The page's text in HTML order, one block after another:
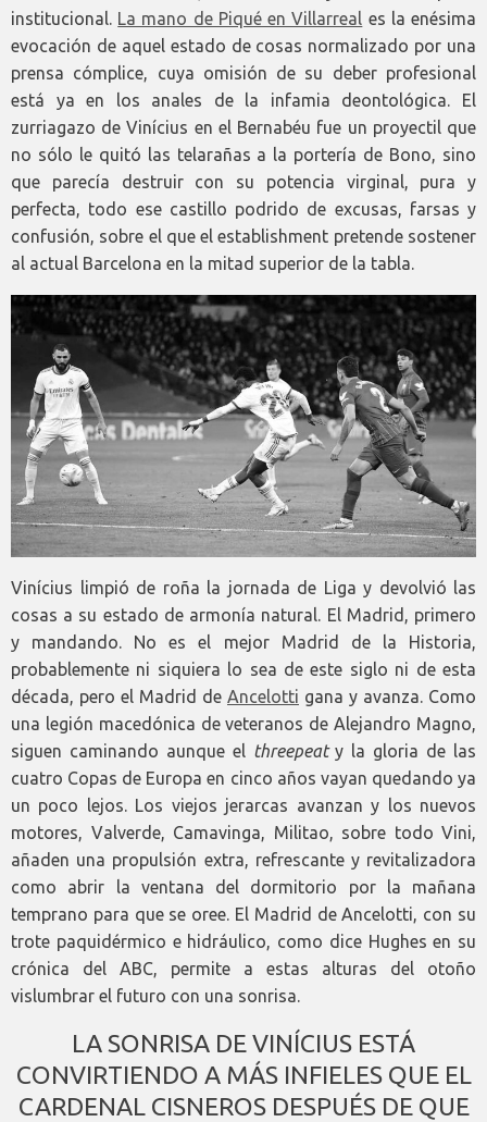
institucional. La mano de Piqué en Villarreal es la enésima
evocación de aquel estado de cosas normalizado por una
prensa cómplice, cuya omisión de su deber profesional
está ya en los anales de la infamia deontológica. El
zurriagazo de Vinícius en el Bernabéu fue un proyectil que
no sólo le quitó las telarañas a la portería de Bono, sino
que parecía destruir con su potencia virginal, pura y
perfecta, todo ese castillo podrido de excusas, farsas y
confusión, sobre el que el establishment pretende sostener
al actual Barcelona en la mitad superior de la tabla.
Vinícius limpió de roña la jornada de Liga y devolvió las
cosas a su estado de armonía natural. El Madrid, primero
y mandando. No es el mejor Madrid de la Historia,
probablemente ni siquiera lo sea de este siglo ni de esta
década, pero el Madrid de Ancelotti gana y avanza. Como
una legión macedónica de veteranos de Alejandro Magno,
siguen caminando aunque el threepeaty la gloria de las
cuatro Copas de Europa en cinco años vayan quedando ya
un poco lejos. Los viejos jerarcas avanzan y los nuevos
motores, Valverde, Camavinga, Militao, sobre todo Vini,
añaden una propulsión extra, refrescante y revitalizadora
como abrir la ventana del dormitorio por la mañana
temprano para que se oree. El Madrid de Ancelotti, con su
trote paquidérmico e hidráulico, como dice Hughes en su
crónica del ABC, permite a estas alturas del otoño
vislumbrar el futuro con una sonrisa.
LA SONRISA DE VINÍCIUS ESTÁ
CONVIRTIENDO A MÁS INFIELES QUE EL
CARDENAL CISNEROS DESPUÉS DE QUE